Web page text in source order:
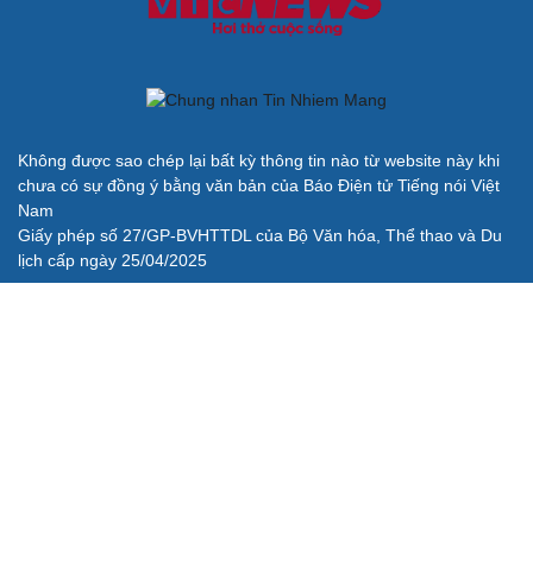
Không được sao chép lại bất kỳ thông tin nào từ website này khi
chưa có sự đồng ý bằng văn bản của Báo Điện tử Tiếng nói Việt
Nam
Giấy phép số 27/GP-BVHTTDL của Bộ Văn hóa, Thể thao và Du
lịch cấp ngày 25/04/2025